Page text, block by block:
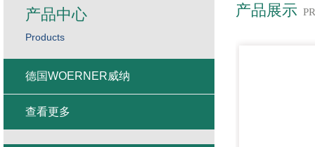
产品展示
产品中心
Products
德国WOERNER威纳
查看更多